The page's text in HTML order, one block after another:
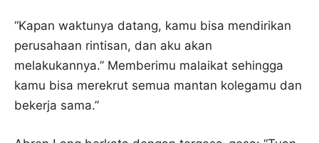
“Kapan waktunya datang, kamu bisa mendirikan
perusahaan rintisan, dan aku akan
melakukannya.” Memberimu malaikat sehingga
kamu bisa merekrut semua mantan kolegamu dan
bekerja sama.”